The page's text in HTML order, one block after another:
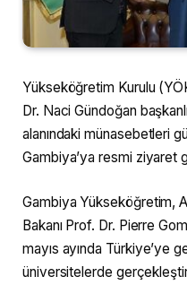
Yükseköğretim Kurulu
Dr. Naci Gündoğan
alanındaki münasebetleri
Gambiya’ya resmi ziyaret
Gambiya Yükseköğretim,
Bakanı Prof. Dr. Pierre
mayıs ayında Türkiye’ye
üniversitelerde